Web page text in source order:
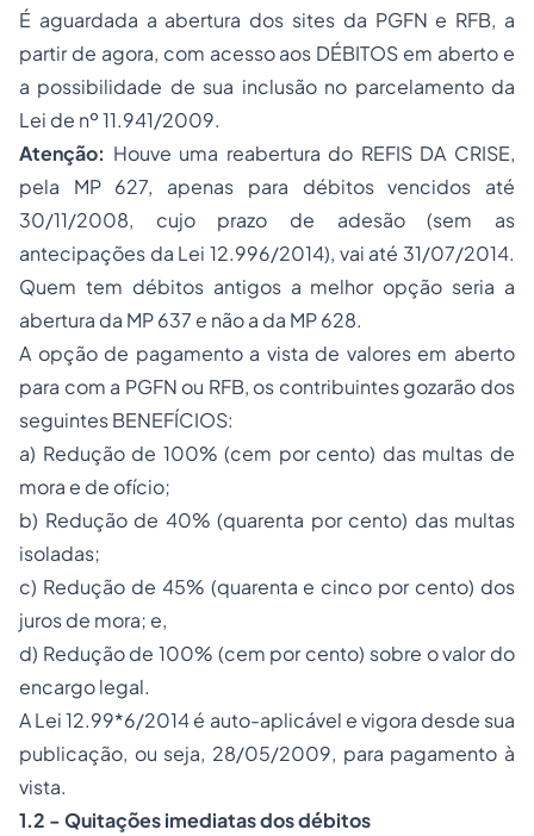
É aguardada a abertura dos sites da PGFN e RFB, a
partir de agora, com acesso aos DÉBITOS em aberto e
a possibilidade de sua inclusão no parcelamento da
Lei de nº 11.941/2009.
Atenção: Houve uma reabertura do REFIS DA CRISE,
pela MP 627, apenas para débitos vencidos até
30/11/2008, cujo prazo de adesão (sem as
antecipações da Lei 12.996/2014), vai até 31/07/2014.
Quem tem débitos antigos a melhor opção seria a
abertura da MP 637 e não a da MP 628.
A opção de pagamento a vista de valores em aberto
para com a PGFN ou RFB, os contribuintes gozarão dos
seguintes BENEFÍCIOS:
a) Redução de 100% (cem por cento) das multas de
mora e de ofício;
b) Redução de 40% (quarenta por cento) das multas
isoladas;
c) Redução de 45% (quarenta e cinco por cento) dos
juros de mora; e,
d) Redução de 100% (cem por cento) sobre o valor do
encargo legal.
A Lei 12.99*6/2014 é auto-aplicável e vigora desde sua
publicação, ou seja, 28/05/2009, para pagamento à
vista.
1.2 - Quitações imediatas dos débitos